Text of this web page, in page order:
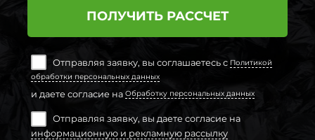
ПОЛУЧИТЬ РАССЧЕТ
Отправляя заявку, вы соглашаетесь с Политикой
обработки персональных данных
и даете согласие на Обработку персональных данных
Отправляя заявку, вы даете согласие на
информационную и рекламную рассылку